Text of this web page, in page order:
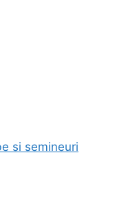
si semineuri